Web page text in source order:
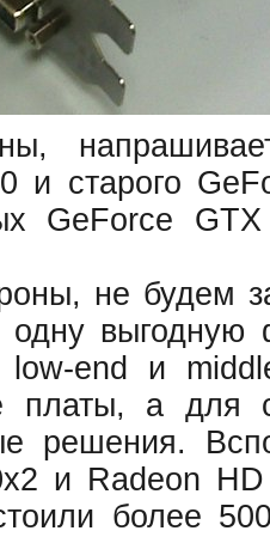
и старого
GeForce
не будем
одну
end и
платы, а для
решения.
и Radeon
более